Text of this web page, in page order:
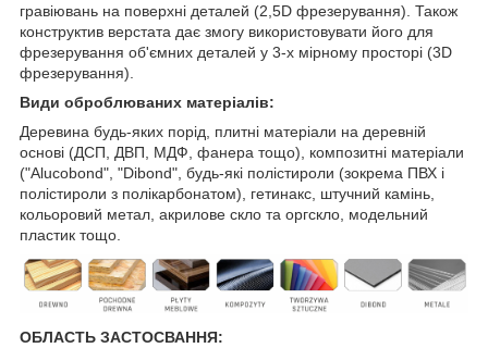
гравіювань на поверхні деталей (2,5D фрезерування). Також
конструктив верстата дає змогу використовувати його для
фрезерування об'ємних деталей у 3-х мірному просторі (3D
фрезерування).
Види оброблюваних матеріалів:
Деревина будь-яких порід, плитні матеріали на деревній
основі (ДСП, ДВП, МДФ, фанера тощо), композитні матеріали
("Alucobond", "Dibond", будь-які полістироли (зокрема ПВХ і
полістироли з полікарбонатом), гетинакс, штучний камінь,
кольоровий метал, акрилове скло та оргскло, модельний
пластик тощо.
ОБЛАСТЬ ЗАСТОСВАННЯ: